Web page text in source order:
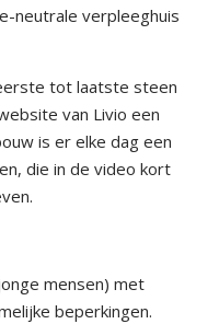
neutrale verpleeghuis
tot laatste steen
van Livio een
is er elke dag een
die in de video kort
mensen) met
beperkingen.